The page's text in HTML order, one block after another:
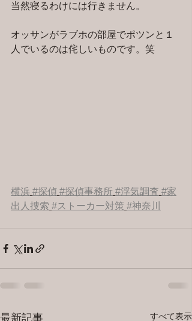
当然寝るわけには行きません。
オッサンがラブホの部屋でポツンと１
人でいるのは侘しいものです。笑
横浜 #探偵 #探偵事務所 #浮気調査 #家
出人捜索 #ストーカー対策 #神奈川
最新記事 すべて表示